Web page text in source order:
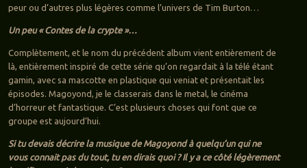
peur ou d’autres plus légères comme l’univers de Tim Burton…
Un peu « Contes de la crypte »…
Complètement, et le nom du précédent album vient entièrement de
là, entièrement inspiré de cette série qu’on regardait à la télé étant
gamin, avec sa mascotte en plastique qui veniat et présentait les
épisodes. Magoyond, je le classerais dans le metal, le cinéma
d’horreur et fantastique. C’est plusieurs choses qui font que ce
groupe est aujourd’hui.
Si tu devais décrire la musique de Magoyond à quelqu’un qui ne
vous connait pas du tout, tu en dirais quoi ? Il y a ce côté légèrement